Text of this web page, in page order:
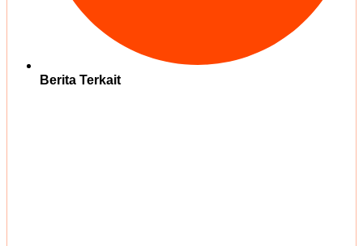
Berita Terkait